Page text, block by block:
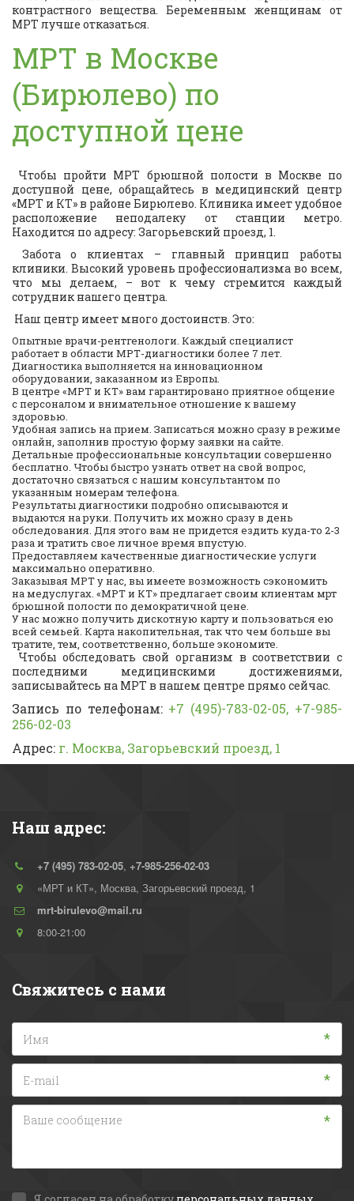
контрастного вещества. Беременным женщинам от
МРТ лучше отказаться.
МРТ в Москве
(Бирюлево) по
доступной цене
Чтобы пройти МРТ брюшной полости в Москве по
доступной цене, обращайтесь в медицинский центр
«МРТ и КТ» в районе Бирюлево. Клиника имеет удобное
расположение неподалеку от станции метро.
Находится по адресу: Загорьевский проезд, 1.
Забота о клиентах – главный принцип работы
клиники. Высокий уровень профессионализма во всем,
что мы делаем, – вот к чему стремится каждый
сотрудник нашего центра.
Наш центр имеет много достоинств. Это:
Опытные врачи-рентгенологи. Каждый специалист
работает в области МРТ-диагностики более 7 лет.
Диагностика выполняется на инновационном
оборудовании, заказанном из Европы.
В центре «МРТ и КТ» вам гарантировано приятное общение
с персоналом и внимательное отношение к вашему
здоровью.
Удобная запись на прием. Записаться можно сразу в режиме
онлайн, заполнив простую форму заявки на сайте.
Детальные профессиональные консультации совершенно
бесплатно. Чтобы быстро узнать ответ на свой вопрос,
достаточно связаться с нашим консультантом по
указанным номерам телефона.
Результаты диагностики подробно описываются и
выдаются на руки. Получить их можно сразу в день
обследования. Для этого вам не придется ездить куда-то 2-3
раза и тратить свое личное время впустую.
Предоставляем качественные диагностические услуги
максимально оперативно.
Заказывая МРТ у нас, вы имеете возможность сэкономить
на медуслугах. «МРТ и КТ» предлагает своим клиентам мрт
брюшной полости по демократичной цене.
У нас можно получить дискотную карту и пользоваться ею
всей семьей. Карта накопительная, так что чем больше вы
тратите, тем, соответственно, больше экономите.
Чтобы обследовать свой организм в соответствии с
последними медицинскими достижениями,
записывайтесь на МРТ в нашем центре прямо сейчас.
Запись по телефонам: +7 (495)-783-02-05, +7-985-
256-02-03
Адрес: г. Москва, Загорьевский проезд, 1
Наш адрес:
+7 (495) 783-02-05, +7-985-256-02-03
«МРТ и КТ», Москва, Загорьевский проезд, 1
mrt-birulevo@mail.ru
8:00-21:00
Свяжитесь с нами
*
*
*